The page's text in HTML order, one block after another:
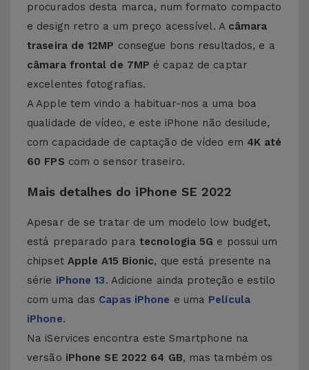
procurados desta marca, num formato compacto
e design retro a um preço acessível. A câmara
traseira de 12MP consegue bons resultados, e a
câmara frontal de 7MP é capaz de captar
excelentes fotografias.
A Apple tem vindo a habituar-nos a uma boa
qualidade de vídeo, e este iPhone não desilude,
com capacidade de captação de vídeo em 4K até
60 FPS com o sensor traseiro.
Mais detalhes do iPhone SE 2022
Apesar de se tratar de um modelo low budget,
está preparado paratecnologia 5G e possui um
chipset Apple A15 Bionic, que está presente na
série iPhone 13. Adicione ainda proteção e estilo
com uma das Capas iPhone e uma Película
iPhone.
Na iServices encontra este Smartphone na
versão iPhone SE 2022 64 GB, mas também os